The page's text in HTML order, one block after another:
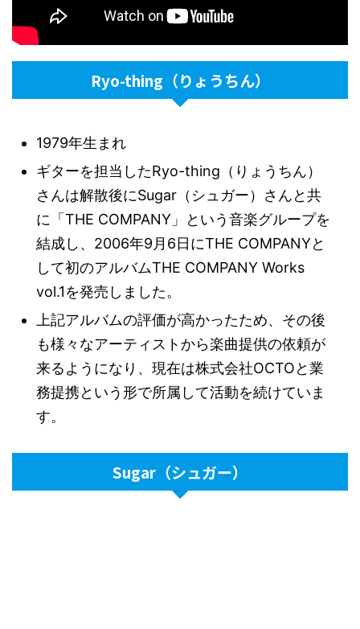
Ryo-thing（りょうちん）
1979年生まれ
ギターを担当したRyo-thing（りょうちん）
さんは解散後にSugar（シュガー）さんと共
に「THE COMPANY」という音楽グループを
結成し、2006年9月6日にTHE COMPANYと
して初のアルバムTHE COMPANY Works
vol.1を発売しました。
上記アルバムの評価が高かったため、その後
も様々なアーティストから楽曲提供の依頼が
来るようになり、現在は株式会社OCTOと業
務提携という形で所属して活動を続けていま
す。
Sugar（シュガー）